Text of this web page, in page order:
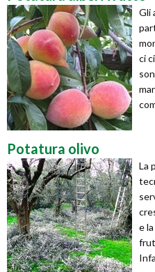
Gli
ci
Potatura olivo
La
e